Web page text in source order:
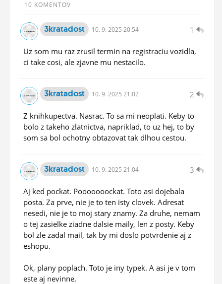
10 KOMENTOV
1
3kratadost 10. 9. 2025 20:54
Uz som mu raz zrusil termin na registraciu vozidla,
ci take cosi, ale zjavne mu nestacilo.
2
3kratadost 10. 9. 2025 21:02
Z knihkupectva. Nasrac. To sa mi neoplati. Keby to
bolo z takeho zlatnictva, napriklad, to uz hej, to by
som sa bol ochotny obtazovat tak dlhou cestou.
3
3kratadost 10. 9. 2025 21:04
Aj ked pockat. Pooooooockat. Toto asi dojebala
posta. Za prve, nie je to ten isty clovek. Adresat
nesedi, nie je to moj stary znamy. Za druhe, nemam
o tej zasielke ziadne dalsie maily, len z posty. Keby
bol zle zadal mail, tak by mi doslo potvrdenie aj z
eshopu.
Ok, plany poplach. Toto je iny typek. A asi je v tom
este aj nevinne.